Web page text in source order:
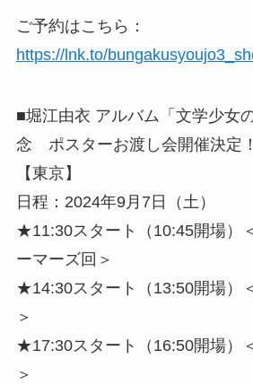
ご予約はこちら：
https://lnk.to/
■堀江由衣 アルバム「文学少女
念 ポスターお渡し会開催決定！
【東京】
日程：2024年9月7日（土）
★11:30スタート（10:45開場）
ーマーズ回＞
★14:30スタート（13:50開場）
＞
★17:30スタート（16:50開場）
＞